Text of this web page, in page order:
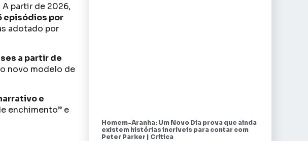
A partir de 2026,
episódios por
adotado por
a partir de
novo modelo de
e
enchimento” e
Homem-Aranha: Um Novo Dia prova que ainda
existem histórias incríveis para contar com
Peter Parker | Crítica